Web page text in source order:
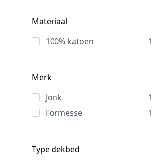
Materiaal
100% katoen
1
Merk
Jonk
1
Formesse
1
Type dekbed